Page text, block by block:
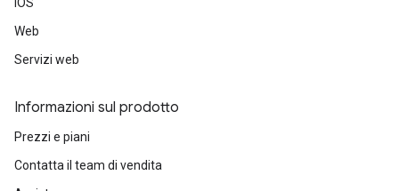
Web
Servizi web
Informazioni sul prodotto
Prezzi e piani
Contatta il team di vendita